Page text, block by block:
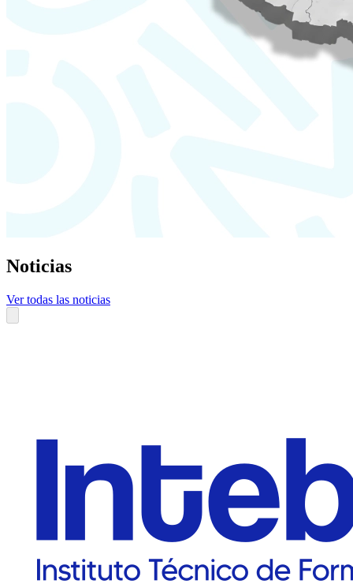
Noticias
Ver todas las noticias